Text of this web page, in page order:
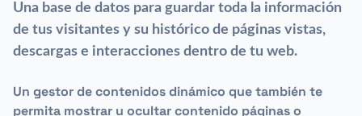
Una base de datos para guardar toda la información
de tus visitantes y su histórico de páginas vistas,
descargas e interacciones dentro de tu web.
Un gestor de contenidos dinámico que también te
permita mostrar u ocultar contenido páginas o